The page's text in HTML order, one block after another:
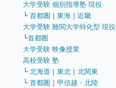
大学受験 個別指導塾 現役
└ 首都圏 ｜ 東海 ｜ 近畿
大学受験 難関大学特化型 現役
└首都圏
大学受験 映像授業
高校受験 塾
└ 北海道 ｜ 東北 ｜ 北関東
└ 首都圏 ｜ 甲信越・北陸